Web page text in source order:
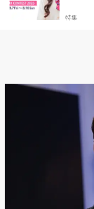
特集